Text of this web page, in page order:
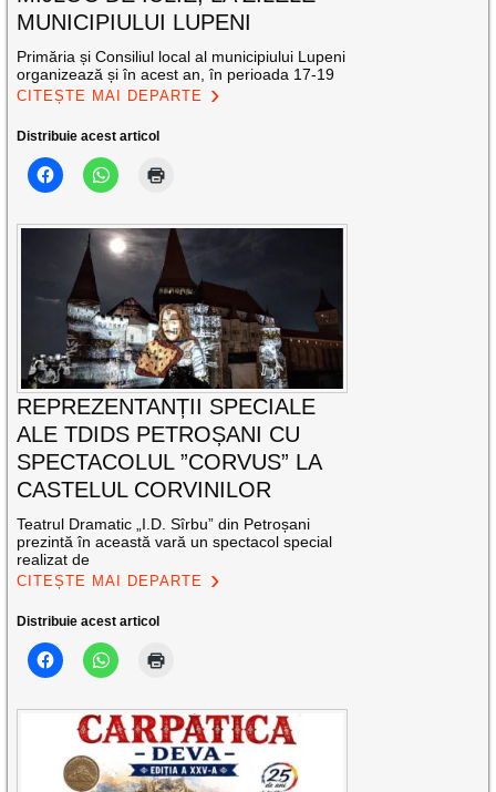
MUNICIPIULUI LUPENI
Primăria și Consiliul local al municipiului Lupeni
organizează și în acest an, în perioada 17-19
CITEȘTE MAI DEPARTE
Distribuie acest articol
REPREZENTANȚII SPECIALE
ALE TDIDS PETROȘANI CU
SPECTACOLUL ”CORVUS” LA
CASTELUL CORVINILOR
Teatrul Dramatic „I.D. Sîrbu” din Petroșani
prezintă în această vară un spectacol special
realizat de
CITEȘTE MAI DEPARTE
Distribuie acest articol